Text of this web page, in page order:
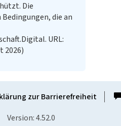
Die
die an
URL:
2026)
zur Barrierefreiheit
Version: 4.52.0